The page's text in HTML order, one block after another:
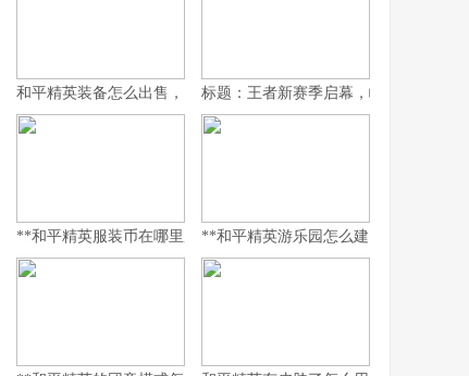
和平精英装备怎么出售，资深玩家的交易谋略副标题，虚拟战场的
标题：王者新赛季启幕，峡谷变革与玩
**和平精英服装币在哪里用，老兵的时尚购物指南，副标题，揭秘
**和平精英游乐园怎么建：从虚拟战场